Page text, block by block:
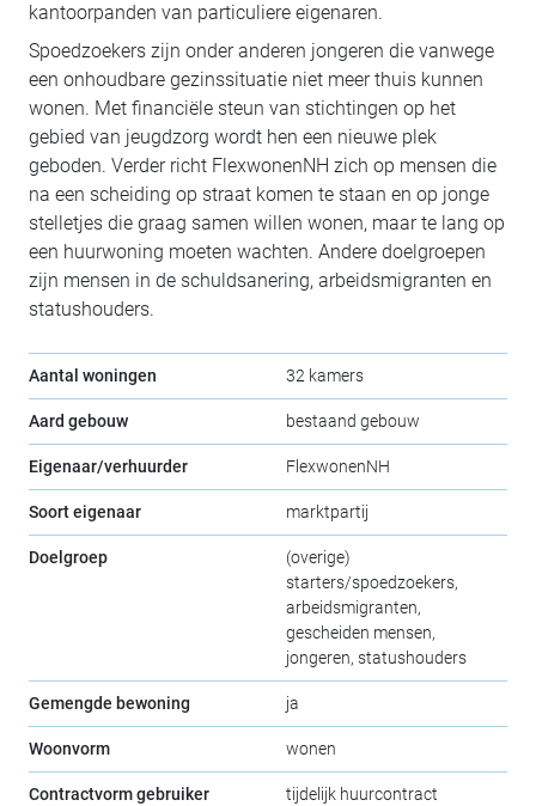
kantoorpanden van particuliere eigenaren.
Spoedzoekers zijn onder anderen jongeren die vanwege
een onhoudbare gezinssituatie niet meer thuis kunnen
wonen. Met financiële steun van stichtingen op het
gebied van jeugdzorg wordt hen een nieuwe plek
geboden. Verder richt FlexwonenNH zich op mensen die
na een scheiding op straat komen te staan en op jonge
stelletjes die graag samen willen wonen, maar te lang op
een huurwoning moeten wachten. Andere doelgroepen
zijn mensen in de schuldsanering, arbeidsmigranten en
statushouders.
Aantal woningen 32 kamers
Aard gebouw bestaand gebouw
Eigenaar/verhuurder FlexwonenNH
Soort eigenaar marktpartij
Doelgroep
(overige)
starters/spoedzoekers,
arbeidsmigranten,
gescheiden mensen,
jongeren, statushouders
Gemengde bewoning ja
Woonvorm wonen
Contractvorm gebruiker tijdelijk huurcontract